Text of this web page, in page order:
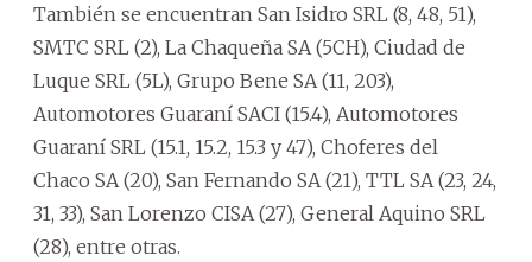
También se encuentran San Isidro SRL (8, 48, 51),
SMTC SRL (2), La Chaqueña SA (5CH), Ciudad de
Luque SRL (5L), Grupo Bene SA (11, 203),
Automotores Guaraní SACI (15.4), Automotores
Guaraní SRL (15.1, 15.2, 15.3 y 47), Choferes del
Chaco SA (20), San Fernando SA (21), TTL SA (23, 24,
31, 33), San Lorenzo CISA (27), General Aquino SRL
(28), entre otras.